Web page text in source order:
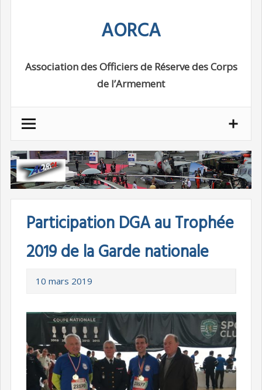
AORCA
Association des Officiers de Réserve des Corps
de l’Armement
Participation DGA au Trophée
2019 de la Garde nationale
10 mars 2019